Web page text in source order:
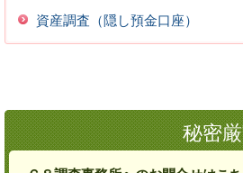
資産調査（隠し預金口座）
秘密